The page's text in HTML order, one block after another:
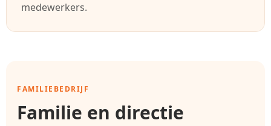
medewerkers.
FAMILIEBEDRIJF
Familie en directie